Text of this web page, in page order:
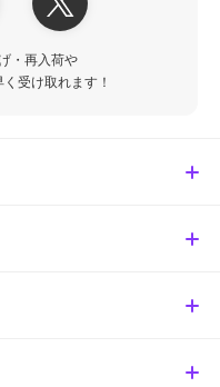
・再入荷や
受け取れます！